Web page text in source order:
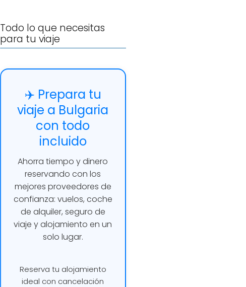
Todo lo que necesitas
para tu viaje
✈️ Prepara tu
viaje a Bulgaria
con todo
incluido
Ahorra tiempo y dinero
reservando con los
mejores proveedores de
confianza: vuelos, coche
de alquiler, seguro de
viaje y alojamiento en un
solo lugar.
Reserva tu alojamiento
ideal con cancelación